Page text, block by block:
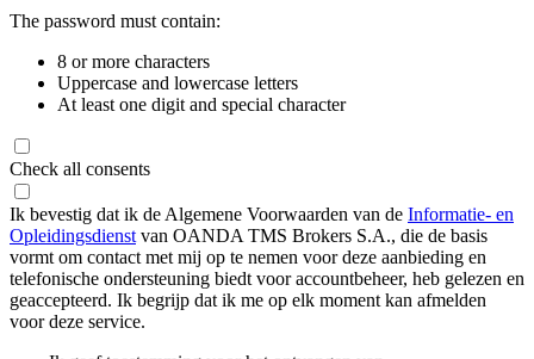
The password must contain:
8 or more characters
Uppercase and lowercase letters
At least one digit and special character
Check all consents
Ik bevestig dat ik de Algemene Voorwaarden van de Informatie- en
Opleidingsdienst van OANDA TMS Brokers S.A., die de basis
vormt om contact met mij op te nemen voor deze aanbieding en
telefonische ondersteuning biedt voor accountbeheer, heb gelezen en
geaccepteerd. Ik begrijp dat ik me op elk moment kan afmelden
voor deze service.